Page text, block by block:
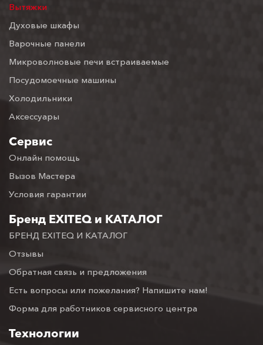
Вытяжки
Духовые шкафы
Варочные панели
Микроволновые печи встраиваемые
Посудомоечные машины
Холодильники
Аксессуары
Сервис
Онлайн помощь
Вызов Мастера
Условия гарантии
Бренд EXITEQ и КАТАЛОГ
БРЕНД EXITEQ И КАТАЛОГ
Отзывы
Обратная связь и предложения
Есть вопросы или пожелания? Напишите нам!
Форма для работников сервисного центра
Технологии